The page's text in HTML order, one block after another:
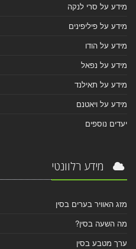
מידע על סרי לנקה
מידע על פיליפינים
מידע על הודו
מידע על נפאל
מידע על תאילנד
מידע על ויאטנם
יעדים נוספים
מידע רלוונטי
מזג האוויר בערים בסין
מה השעה בסין?
ערך מטבע בסין